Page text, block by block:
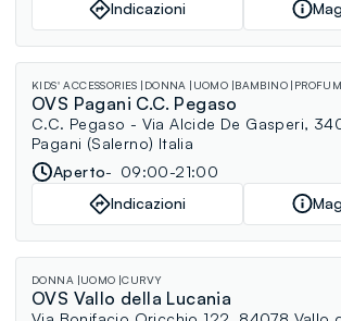
Indicazioni
KIDS' ACCESSORIES DONNA UOMO BAMBINO
OVS Pagani C.C. Pegaso
C.C. Pegaso - Via Alcide De Gasperi,
Pagani (Salerno) Italia
Aperto
09:00-21:00
Indicazioni
DONNA UOMO CURVY
OVS Vallo della Lucania